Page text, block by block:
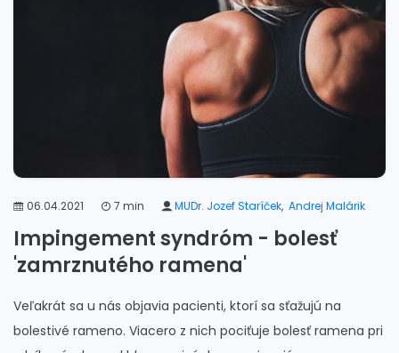
06.04.2021 7 min MUDr. Jozef Staríček, Andrej Malárik
Impingement syndróm - bolesť
'zamrznutého ramena'
Veľakrát sa u nás objavia pacienti, ktorí sa sťažujú na
bolestivé rameno. Viacero z nich pociťuje bolesť ramena pri